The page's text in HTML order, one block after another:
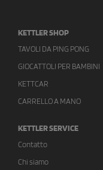
KETTLER SHOP
TAVOLI DA PING PONG
GIOCATTOLI PER BAMBINI
KETTCAR
CARRELLO A MANO
KETTLER SERVICE
Contatto
Chi siamo